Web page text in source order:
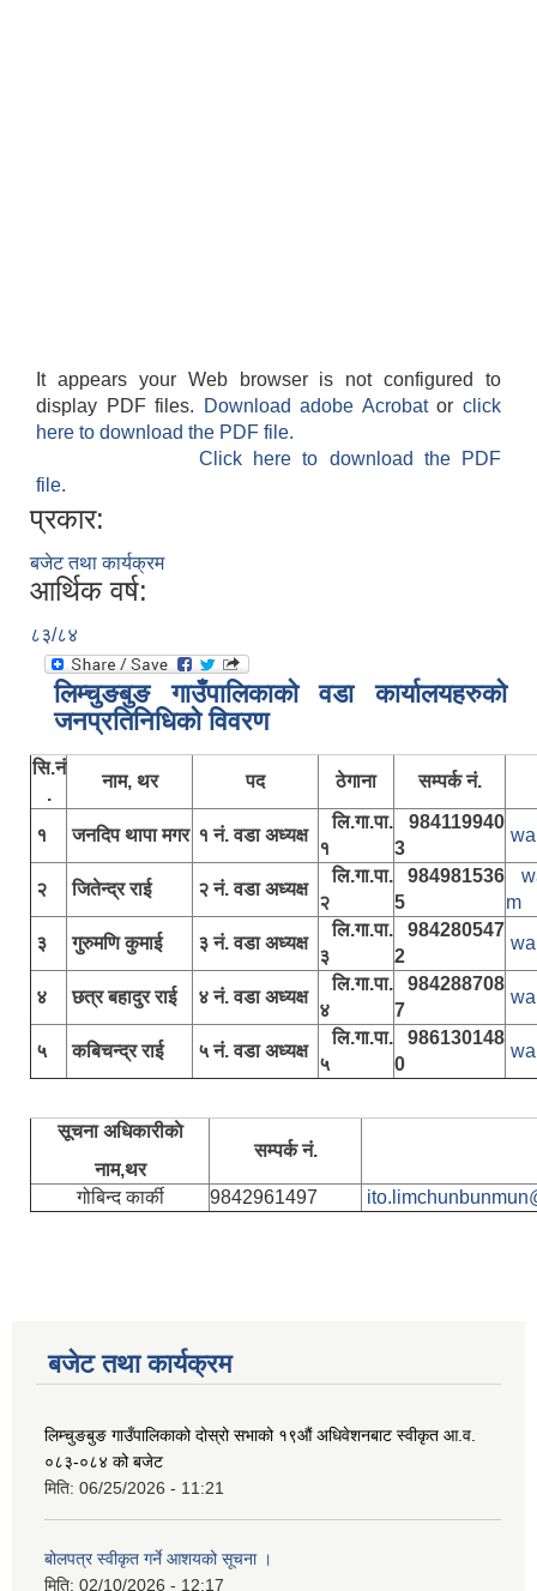
It appears your Web browser is not configured to
display PDF files.
Download adobe Acrobatorclick
here to download the PDF file.
Click here to download the PDF
file.
प्रकार:
बजेट तथा कार्यक्रम
आर्थिक वर्ष:
८३/८४
लिम्चुङबुङ गाउँपालिकाकाे वडा कार्यालयहरुकाे
जनप्रतिनिधिकाे विवरण
सि.नं
.
नाम, थर पद ठेगाना सम्पर्क नं.
१ जनदिप थापा मगर १ नं. वडा अध्यक्ष
लि.गा.पा.
१
984119940
3
२ जितेन्द्र राई २ नं. वडा अध्यक्ष
लि.गा.पा.
२
984981536
5
m
३
गुरुमणि कुमाई ३ नं. वडा अध्यक्ष
लि.गा.पा.
३
984280547
2
४ छत्र बहादुर राई ४ नं. वडा अध्यक्ष
लि.गा.पा.
४
984288708
7
५ कबिचन्द्र राई ५ नं. वडा अध्यक्ष
लि.गा.पा.
५
986130148
0
सूचना अधिकारीकाे
नाम,थर
सम्पर्क नं.
गोबिन्द कार्की 9842961497
बजेट तथा कार्यक्रम
लिम्चुङबुङ गाउँपालिकाको दोस्रो सभाको १९औं अधिवेशनबाट स्वीकृत आ.व.
०८३-०८४ को बजेट
मिति: 06/25/2026 - 11:21
बोलपत्र स्वीकृत गर्ने आशयको सूचना ।
मिति: 02/10/2026 - 12:17